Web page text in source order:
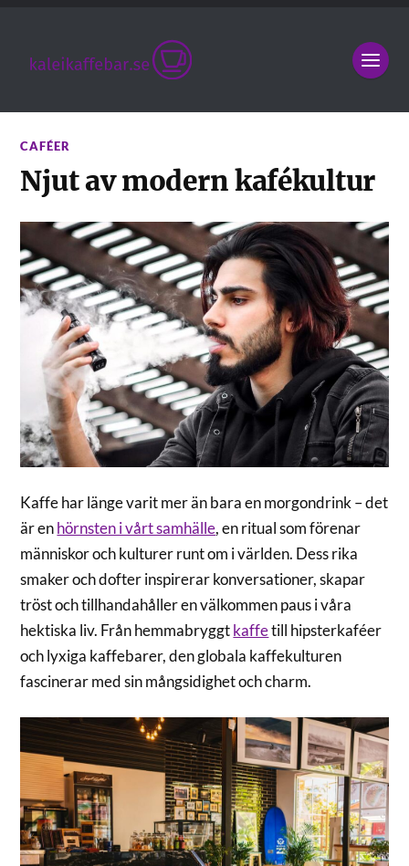
CAFÉER
Njut av modern kafékultur
Kaffe har länge varit mer än bara en morgondrink – det
är enhörnsten i vårt samhälle, en ritual som förenar
människor och kulturer runt om i världen. Dess rika
smaker och dofter inspirerar konversationer, skapar
tröst och tillhandahåller en välkommen paus i våra
hektiska liv. Från hemmabryggtkaffetill hipsterkaféer
och lyxiga kaffebarer, den globala kaffekulturen
fascinerar med sin mångsidighet och charm.